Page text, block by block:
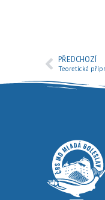
PŘEDCHOZÍ
Teoretická